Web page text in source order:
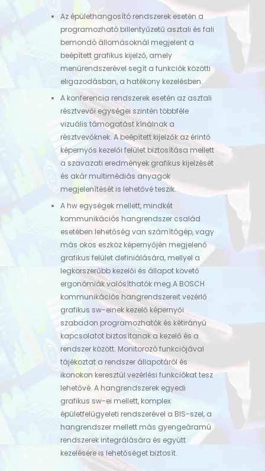
Az épülethangosító rendszerek esetén a
programozható billentyűzetű asztali és fali
bemondó állomásoknál megjelent a
beépített grafikus kijelző, amely
menürendszerével segít a funkciók közötti
eligazodásban, a hatékony kezelésben.
A konferencia rendszerek esetén az asztali
résztvevői egységei szintén többféle
vizuális támogatást kínálnak a
résztvevőknek. A beépített kijelzők az érintő
képernyős kezelői felület biztosítása mellett
a szavazati eredmények grafikus kijelzését
és akár multimédiás anyagok
megjelenítését is lehetővé teszik.
A hw egységek mellett, mindkét
kommunikációs hangrendszer család
esetében lehetőség van számítógép, vagy
más okos eszköz képernyőjén megjelenő
grafikus felület definiálására, mellyel a
legkorszerűbb kezelői és állapot követő
ergonómiák valósíthatók meg.A BOSCH
kommunikációs hangrendszereit vezérlő
grafikus sw-einek kezelő képernyői
szabadon programozhatók és kétirányú
kapcsolatot biztosítanak a kezelő és a
rendszer között. Monitorozó funkciójával
tájékoztat a rendszer állapotáról és
ikonokon keresztül vezérlési funkciókat tesz
lehetővé. A hangrendszerek egyedi
grafikus sw-ei mellett, komplex
épületfelügyeleti rendszerével a BIS-szel, a
hangrendszer mellett más gyengeáramú
rendszerek integrálására és együtt
kezelésére is lehetőséget biztosít.